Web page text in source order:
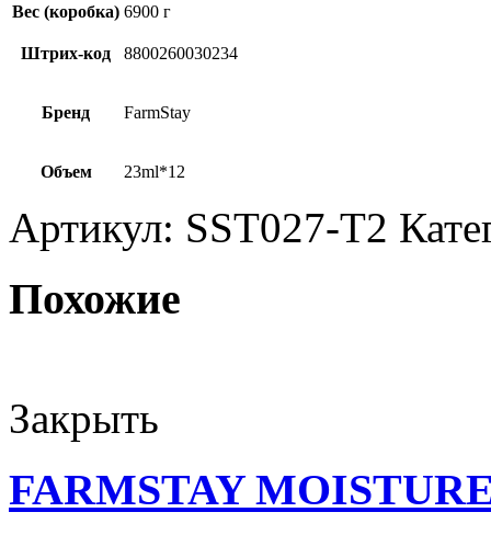
Вес (коробка) 6900 г
Штрих-код 8800260030234
Бренд FarmStay
Объем 23ml*12
Артикул: SST027-T2
Похожие
Закрыть
FARMSTAY